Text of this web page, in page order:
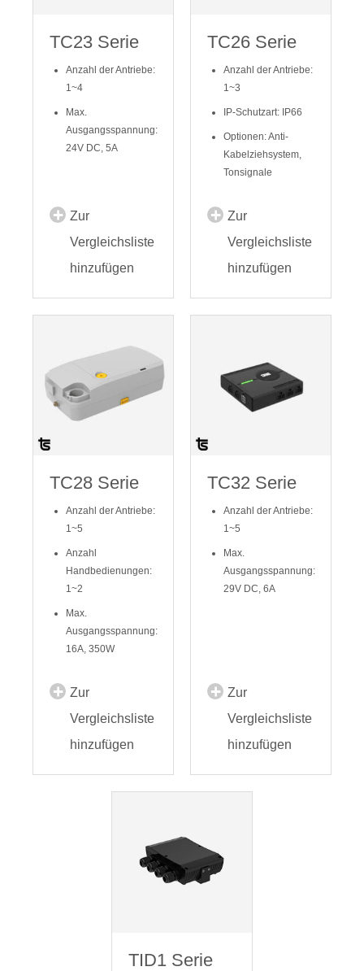
TC23 Serie
Anzahl der Antriebe:
1~4
Max.
Ausgangsspannung:
24V DC, 5A
Zur
Vergleichsliste
hinzufügen
TC26 Serie
Anzahl der Antriebe:
1~3
IP-Schutzart: IP66
Optionen: Anti-
Kabelziehsystem,
Tonsignale
Zur
Vergleichsliste
hinzufügen
TC28 Serie
Anzahl der Antriebe:
1~5
Anzahl
Handbedienungen:
1~2
Max.
Ausgangsspannung:
16A, 350W
Zur
Vergleichsliste
hinzufügen
TC32 Serie
Anzahl der Antriebe:
1~5
Max.
Ausgangsspannung:
29V DC, 6A
Zur
Vergleichsliste
hinzufügen
TID1 Serie